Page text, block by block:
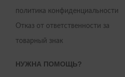
политика конфиденциальности
Отказ от ответственности за
товарный знак
НУЖНА ПОМОЩЬ?